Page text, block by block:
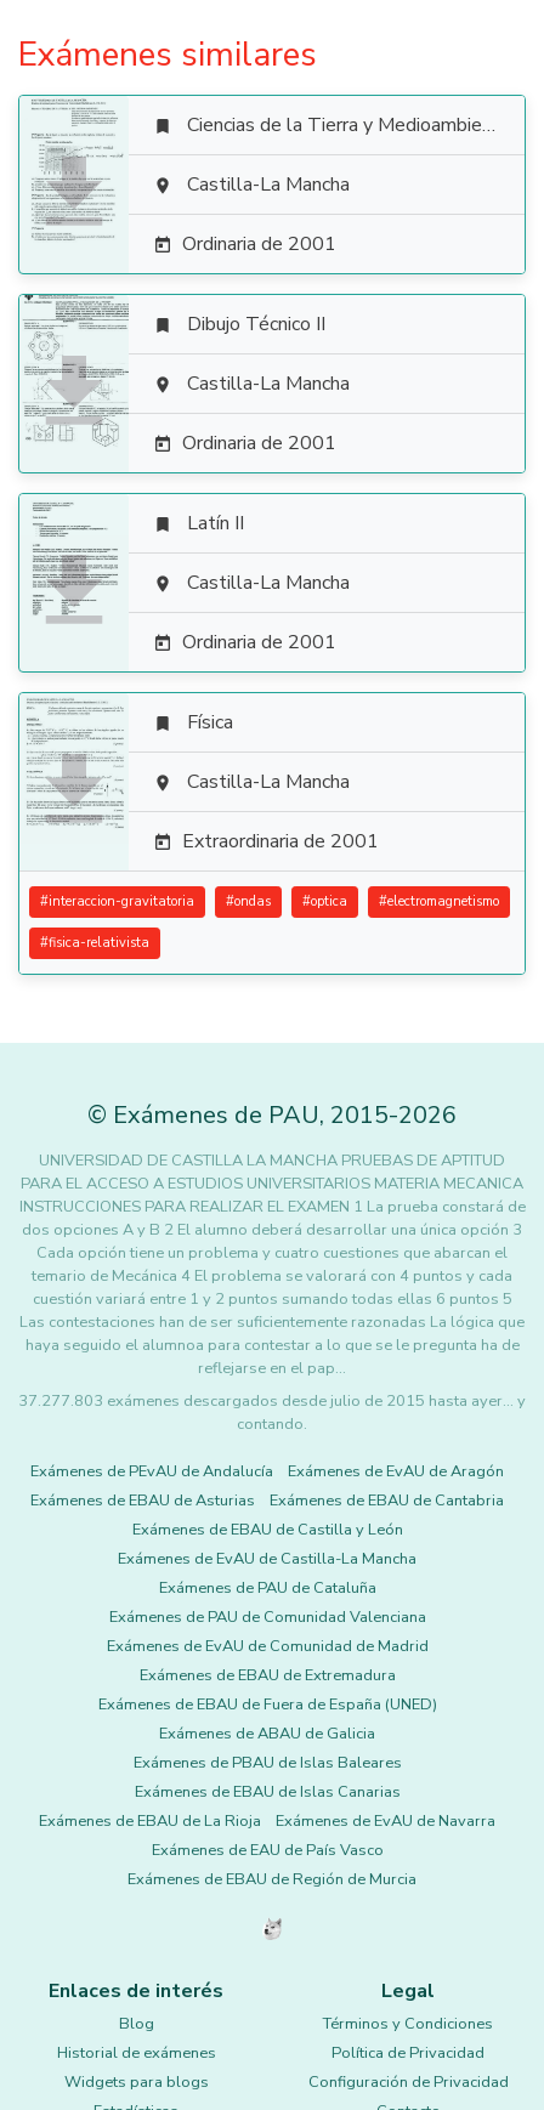
Exámenes similares

 Ciencias de la Tierra y Medioambientales
 Castilla-La Mancha
 Ordinaria de 2001

 Dibujo Técnico II
 Castilla-La Mancha
 Ordinaria de 2001

 Latín II
 Castilla-La Mancha
 Ordinaria de 2001

 Física
 Castilla-La Mancha
 Extraordinaria de 2001
#interaccion-gravitatoria #ondas #optica #electromagnetismo
#fisica-relativista
© Exámenes de PAU, 2015-2026
UNIVERSIDAD DE CASTILLA LA MANCHA PRUEBAS DE APTITUD
PARA EL ACCESO A ESTUDIOS UNIVERSITARIOS MATERIA MECANICA
INSTRUCCIONES PARA REALIZAR EL EXAMEN 1 La prueba constará de
dos opciones A y B 2 El alumno deberá desarrollar una única opción 3
Cada opción tiene un problema y cuatro cuestiones que abarcan el
temario de Mecánica 4 El problema se valorará con 4 puntos y cada
cuestión variará entre 1 y 2 puntos sumando todas ellas 6 puntos 5
Las contestaciones han de ser suficientemente razonadas La lógica que
haya seguido el alumnoa para contestar a lo que se le pregunta ha de
reflejarse en el pap…
37.277.803 exámenes descargados desde julio de 2015 hasta ayer... y
contando.
Exámenes de PEvAU de Andalucía
Exámenes de EvAU de Aragón
Exámenes de EBAU de Asturias
Exámenes de EBAU de Cantabria
Exámenes de EBAU de Castilla y León
Exámenes de EvAU de Castilla-La Mancha
Exámenes de PAU de Cataluña
Exámenes de PAU de Comunidad Valenciana
Exámenes de EvAU de Comunidad de Madrid
Exámenes de EBAU de Extremadura
Exámenes de EBAU de Fuera de España (UNED)
Exámenes de ABAU de Galicia
Exámenes de PBAU de Islas Baleares
Exámenes de EBAU de Islas Canarias
Exámenes de EBAU de La Rioja
Exámenes de EvAU de Navarra
Exámenes de EAU de País Vasco
Exámenes de EBAU de Región de Murcia
Enlaces de interés
Blog
Historial de exámenes
Widgets para blogs
Legal
Términos y Condiciones
Política de Privacidad
Configuración de Privacidad